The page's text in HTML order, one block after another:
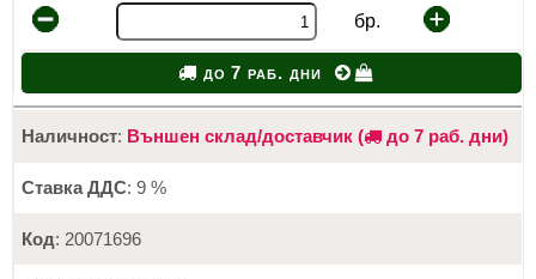
бр.
до 7 раб. дни
Наличност: Външен склад/доставчик ( до 7 раб. дни)
Ставка ДДС: 9 %
Код: 20071696